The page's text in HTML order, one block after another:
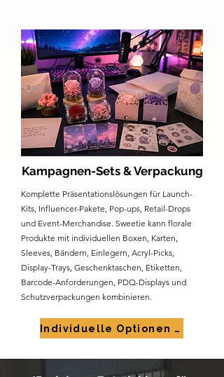
Kampagnen-Sets & Verpackung
Komplette Präsentationslösungen für Launch-
Kits, Influencer-Pakete, Pop-ups, Retail-Drops
und Event-Merchandise. Sweetie kann florale
Produkte mit individuellen Boxen, Karten,
Sleeves, Bändern, Einlegern, Acryl-Picks,
Display-Trays, Geschenktaschen, Etiketten,
Barcode-Anforderungen, PDQ-Displays und
Schutzverpackungen kombinieren.
Individuelle Optionen besprechen